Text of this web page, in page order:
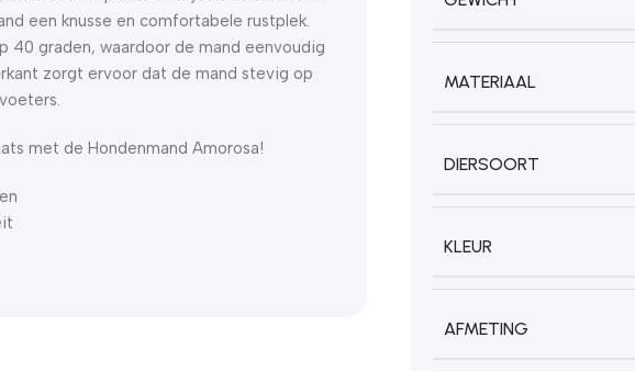
een knusse en comfortabele rustplek.
40 graden, waardoor de mand eenvoudig
zorgt ervoor dat de mand stevig op
met de Hondenmand Amorosa!
MATERIAAL
DIERSOORT
KLEUR
AFMETING